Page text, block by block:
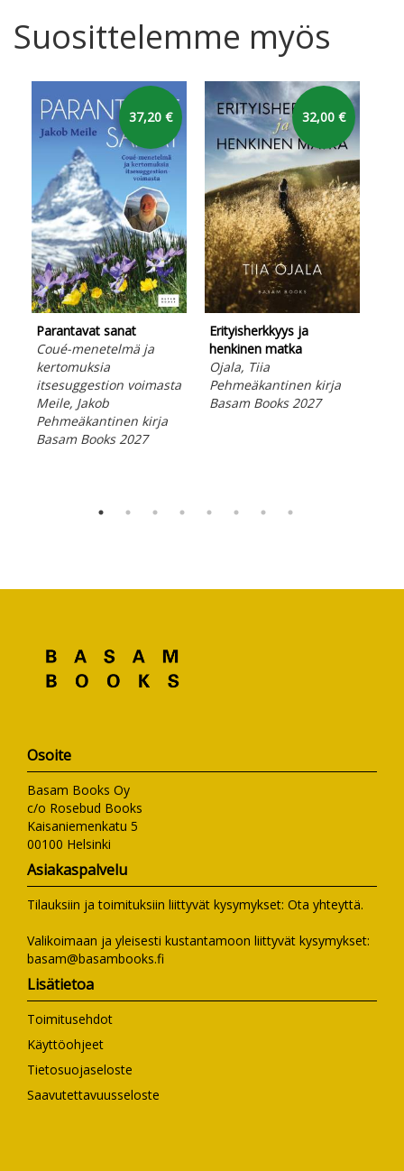
Suosittelemme myös
37,20 €
Parantavat sanat
Coué-menetelmä ja
kertomuksia
itsesuggestion voimasta
Meile, Jakob
Pehmeäkantinen kirja
Basam Books 2027
32,00 €
Erityisherkkyys ja
henkinen matka
Ojala, Tiia
Pehmeäkantinen kirja
Basam Books 2027
Osoite
Basam Books Oy
c/o Rosebud Books
Kaisaniemenkatu 5
00100 Helsinki
Asiakaspalvelu
Tilauksiin ja toimituksiin liittyvät kysymykset: Ota yhteyttä.
Valikoimaan ja yleisesti kustantamoon liittyvät kysymykset:
basam@basambooks.fi
Lisätietoa
Toimitusehdot
Käyttöohjeet
Tietosuojaseloste
Saavutettavuusseloste